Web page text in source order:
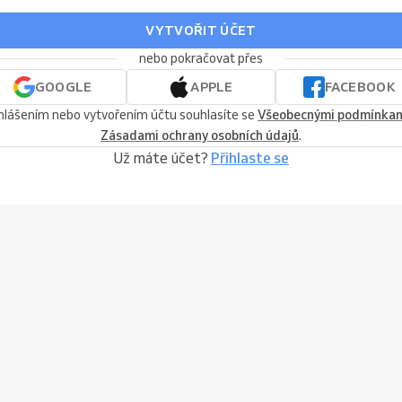
VYTVOŘIT ÚČET
nebo pokračovat přes
GOOGLE
APPLE
FACEBOOK
nebo vytvořením účtu souhlasíte se Všeobecnými
Zásadami ochrany osobních údajů.
Už máte účet? Přihlaste se